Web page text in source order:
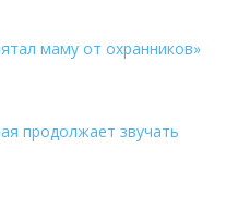
маму от охранников»
продолжает звучать